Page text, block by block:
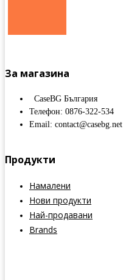
За магазина
CaseBG България
Телефон: 0876-322-534
Email: contact@casebg.net
Продукти
Намалени
Нови продукти
Най-продавани
Brands